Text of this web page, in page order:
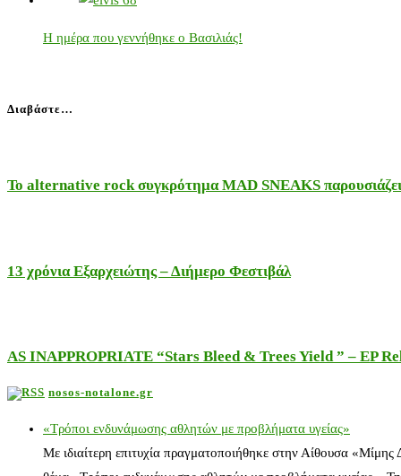
Η ημέρα που γεννήθηκε ο Βασιλιάς!
Διαβάστε…
Το alternative rock συγκρότημα MAD SNEAKS
13 χρόνια Εξαρχειώτης – Διήμερο Φεστιβάλ
AS INAPPROPRIATE “Stars Bleed & Trees Yield ” – EP
nosos-notalone.gr
«Τρόποι ενδυνάμωσης αθλητών με προβλήματα υγείας»
Με ιδιαίτερη επιτυχία πραγματοποιήθηκε στην Αίθουσα